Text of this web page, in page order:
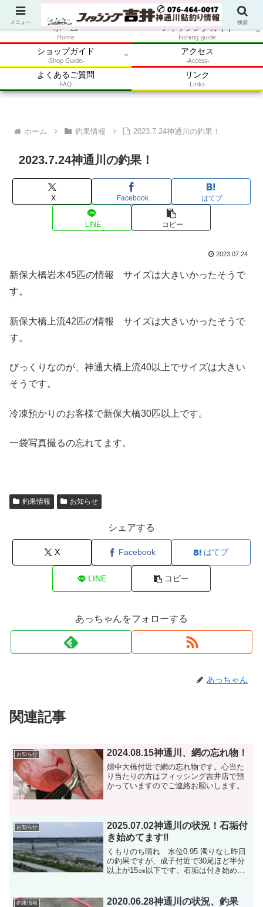
アウトドア・釣り・鮎・自然体験を加速させるメディア
ホーム
Home
フィッシングガイド
Fishing guide
ショップガイド
-Shop Guide-
アクセス
-Access-
よくあるご質問
-FAQ-
リンク
-Links-
ホーム 釣果情報 2023.7.24神通川の釣果！
2023.7.24神通川の釣果！
X Facebook はてブ
LINE コピー
2023.07.24
新保大橋岩木45匹の情報 サイズは大きいかったそうで
す。
新保大橋上流42匹の情報 サイズは大きいかったそうで
す。
びっくりなのが、神通大橋上流40以上でサイズは大きい
そうです。
冷凍預かりのお客様で新保大橋30匹以上です。
一袋写真撮るの忘れてます。
釣果情報 お知らせ
シェアする
X Facebook はてブ
LINE コピー
あっちゃんをフォローする
あっちゃん
関連記事
お知らせ 2024.08.15神通川、網の忘れ物！
婦中大橋付近で網の忘れ物です。心当た
り当たりの方はフィッシング吉井店で預
かっていますのでご連絡お願いします。
お知らせ
2025.07.02神通川の状況！石垢付
き始めてます‼︎
くもりのち晴れ 水位0.95 濁りなし昨日
の釣果ですが、成子付近で30尾ほど半分
以上が15㎝以下です。石垢は付き始めて
釣果情報 2020.06.28神通川の状況、釣果
メニュー 検索